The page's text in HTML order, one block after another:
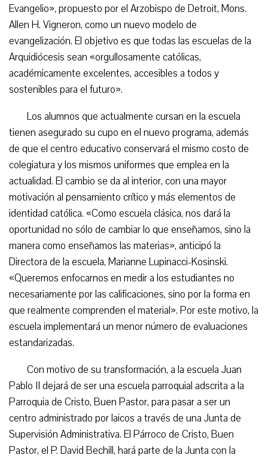
Evangelio», propuesto por el Arzobispo de Detroit, Mons.
Allen H. Vigneron, como un nuevo modelo de
evangelización. El objetivo es que todas las escuelas de la
Arquidiócesis sean «orgullosamente católicas,
académicamente excelentes, accesibles a todos y
sostenibles para el futuro».
Los alumnos que actualmente cursan en la escuela
tienen asegurado su cupo en el nuevo programa, además
de que el centro educativo conservará el mismo costo de
colegiatura y los mismos uniformes que emplea en la
actualidad. El cambio se da al interior, con una mayor
motivación al pensamiento crítico y más elementos de
identidad católica. «Como escuela clásica, nos dará la
oportunidad no sólo de cambiar lo que enseñamos, sino la
manera como enseñamos las materias», anticipó la
Directora de la escuela, Marianne Lupinacci-Kosinski.
«Queremos enfocarnos en medir a los estudiantes no
necesariamente por las calificaciones, sino por la forma en
que realmente comprenden el material». Por este motivo, la
escuela implementará un menor número de evaluaciones
estandarizadas.
Con motivo de su transformación, a la escuela Juan
Pablo II dejará de ser una escuela parroquial adscrita a la
Parroquia de Cristo, Buen Pastor, para pasar a ser un
centro administrado por laicos a través de una Junta de
Supervisión Administrativa. El Párroco de Cristo, Buen
Pastor, el P. David Bechill, hará parte de la Junta con la